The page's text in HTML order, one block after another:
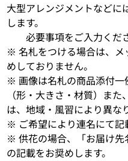
大型アレンジメントなどに
します。
必要事項をご入力くださ
※ 名札をつける場合は、
めしておりません。
※ 画像は名札の商品添付一
（形・大きさ・材質）また
は、地域・風習により異な
※ ご希望により連名にて記
※ 供花の場合、「お届け先
の記載をお奨めします。